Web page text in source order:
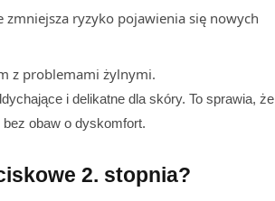
zmniejsza ryzyko pojawienia się nowych
z problemami żylnymi.
i delikatne dla skóry. To sprawia, że
bez obaw o dyskomfort.
2. stopnia?